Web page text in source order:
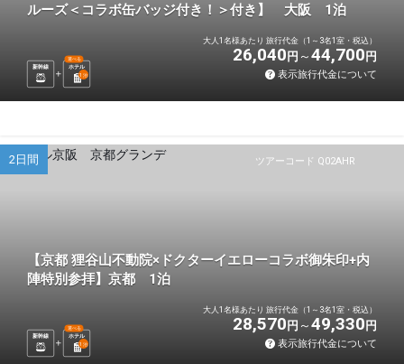
ルーズ＜コラボ缶バッジ付き！＞付き】 大阪 1泊
新幹線 ホテル
選べる
1 泊
大人1名様あたり 旅行代金（1～3名1室・税込）
26,040 円 44,700 円
表示旅行代金について
ツアーコード Q02AHR
2日間
【京都 狸谷山不動院×ドクターイエローコラボ御朱印+内
陣特別参拝】京都 1泊
新幹線 ホテル
選べる
1 泊
大人1名様あたり 旅行代金（1～3名1室・税込）
28,570 円 49,330 円
表示旅行代金について